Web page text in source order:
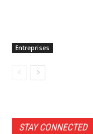
Entreprises
STAY CONNECTED